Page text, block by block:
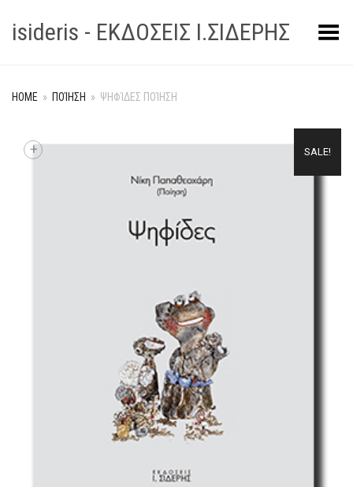
isideris - ΕΚΔΟΣΕΙΣ Ι.ΣΙΔΕΡΗΣToggle Menu
HOME » ΠΟΊΗΣΗ » ΨΗΦΊΔΕΣ ΠΟΊΗΣΗ
SALE!
+